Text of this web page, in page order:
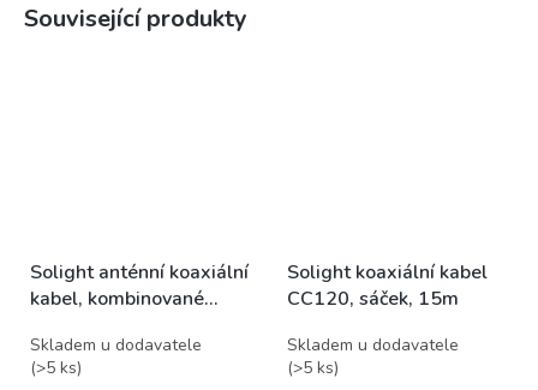
Související produkty
Solight anténní koaxiální
kabel, kombinované
Skladem u dodavatele
(>5 ks)
Solight koaxiální kabel
CC120, sáček, 15m
Skladem u dodavatele
(>5 ks)